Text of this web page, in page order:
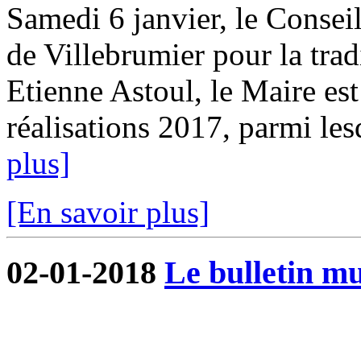
Samedi 6 janvier, le
de Villebrumier pour la
Etienne Astoul, le Maire
réalisations 2017, parmi
plus]
[En savoir plus]
02-01-2018 Le bulletin